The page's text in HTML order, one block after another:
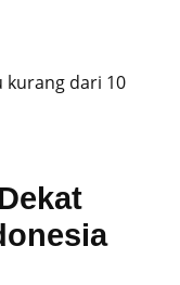
kurang dari 10